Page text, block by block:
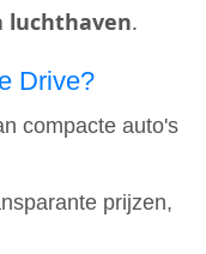
luchthaven.
Drive?
compacte auto's
prijzen,